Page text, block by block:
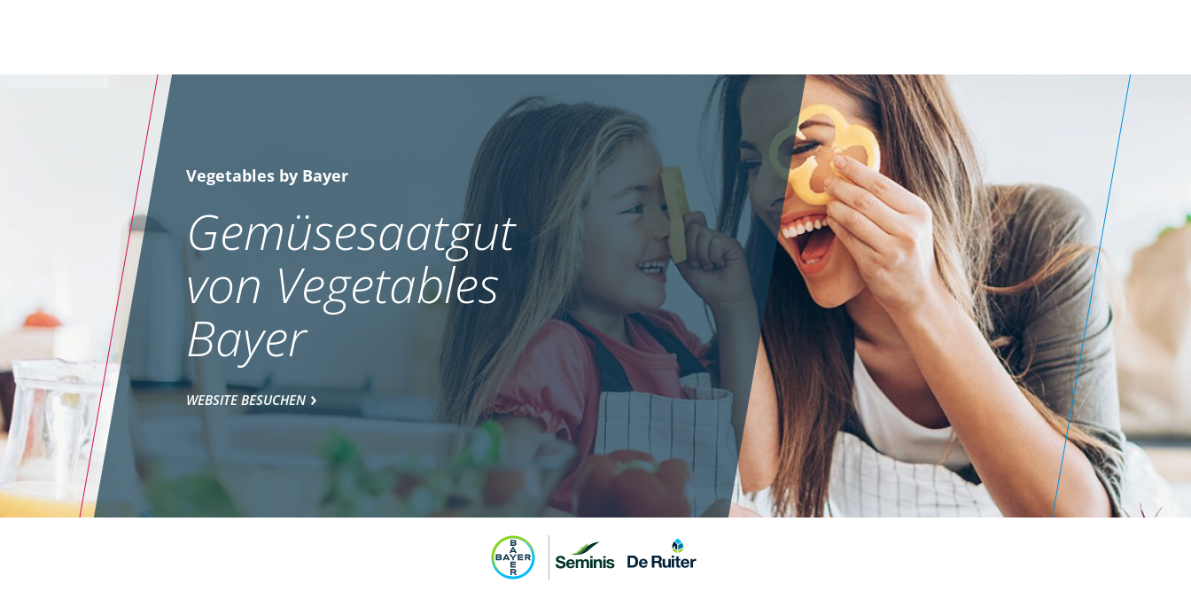
Vegetables by Bayer
Gemüsesaatgut
von Vegetables
Bayer
WEBSITE BESUCHEN